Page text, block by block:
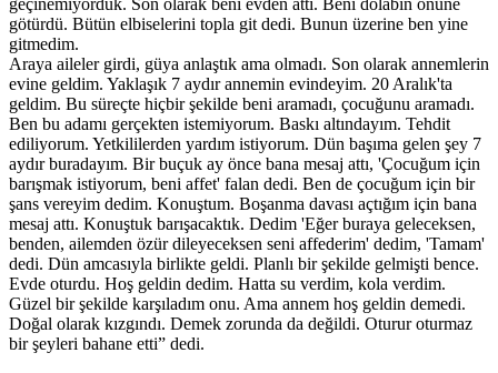
geçinemiyorduk. Son olarak beni evden attı. Beni dolabın önüne
götürdü. Bütün elbiselerini topla git dedi. Bunun üzerine ben yine
gitmedim.
Araya aileler girdi, güya anlaştık ama olmadı. Son olarak annemlerin
evine geldim. Yaklaşık 7 aydır annemin evindeyim. 20 Aralık'ta
geldim. Bu süreçte hiçbir şekilde beni aramadı, çocuğunu aramadı.
Ben bu adamı gerçekten istemiyorum. Baskı altındayım. Tehdit
ediliyorum. Yetkililerden yardım istiyorum. Dün başıma gelen şey 7
aydır buradayım. Bir buçuk ay önce bana mesaj attı, 'Çocuğum için
barışmak istiyorum, beni affet' falan dedi. Ben de çocuğum için bir
şans vereyim dedim. Konuştum. Boşanma davası açtığım için bana
mesaj attı. Konuştuk barışacaktık. Dedim 'Eğer buraya geleceksen,
benden, ailemden özür dileyeceksen seni affederim' dedim, 'Tamam'
dedi. Dün amcasıyla birlikte geldi. Planlı bir şekilde gelmişti bence.
Evde oturdu. Hoş geldin dedim. Hatta su verdim, kola verdim.
Güzel bir şekilde karşıladım onu. Ama annem hoş geldin demedi.
Doğal olarak kızgındı. Demek zorunda da değildi. Oturur oturmaz
bir şeyleri bahane etti” dedi.